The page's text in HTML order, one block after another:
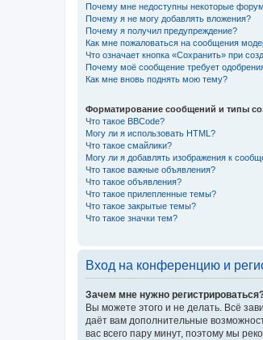
Почему мне недоступны некоторые
Почему я не могу добавлять вложения?
Почему я получил предупреждение?
Как мне пожаловаться на сообщения
Что означает кнопка «Сохранить» при
Почему моё сообщение требует
Как мне вновь поднять мою тему?
Форматирование сообщений и типы
Что такое BBCode?
Могу ли я использовать HTML?
Что такое смайлики?
Могу ли я добавлять изображения к
Что такое важные объявления?
Что такое объявления?
Что такое прилепленные темы?
Что такое закрытые темы?
Что такое значки тем?
Вход на конференцию и
Зачем мне нужно
Вы можете этого и не делать. Всё
даёт вам дополнительные
вас всего пару минут, поэтому мы